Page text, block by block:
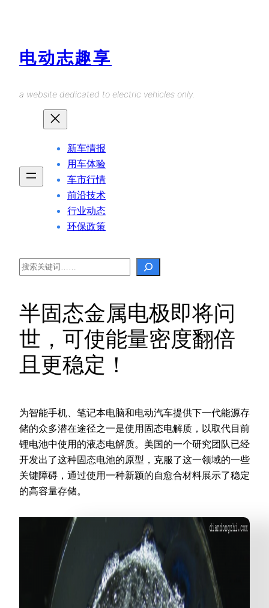
电动志趣享
a website dedicated to electric vehicles only.
新车情报
用车体验
车市行情
前沿技术
行业动态
环保政策
Search
半固态金属电极即将问
世，可使能量密度翻倍
且更稳定！
为智能手机、笔记本电脑和电动汽车提供下一代能源存
储的众多潜在途径之一是使用固态电解质，以取代目前
锂电池中使用的液态电解质。美国的一个研究团队已经
开发出了这种固态电池的原型，克服了这一领域的一些
关键障碍，通过使用一种新颖的自愈合材料展示了稳定
的高容量存储。